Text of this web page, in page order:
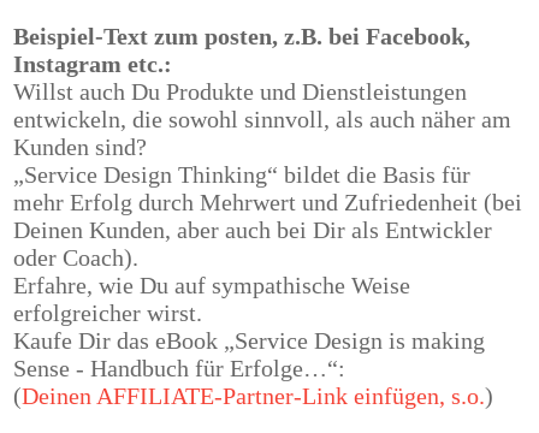
Beispiel-Text zum posten, z.B. bei Facebook,
Instagram etc.:
Willst auch Du Produkte und Dienstleistungen
entwickeln, die sowohl sinnvoll, als auch näher am
Kunden sind?
„Service Design Thinking“ bildet die Basis für
mehr Erfolg durch Mehrwert und Zufriedenheit (bei
Deinen Kunden, aber auch bei Dir als Entwickler
oder Coach).
Erfahre, wie Du auf sympathische Weise
erfolgreicher wirst.
Kaufe Dir das eBook „Service Design is making
Sense - Handbuch für Erfolge…“:
(Deinen AFFILIATE-Partner-Link einfügen, s.o.)